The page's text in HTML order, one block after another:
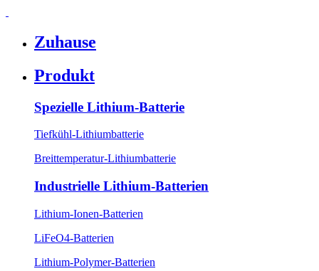
Zuhause
Produkt
Spezielle Lithium-Batterie
Tiefkühl-Lithiumbatterie
Breittemperatur-Lithiumbatterie
Industrielle Lithium-Batterien
Lithium-Ionen-Batterien
LiFeO4-Batterien
Lithium-Polymer-Batterien